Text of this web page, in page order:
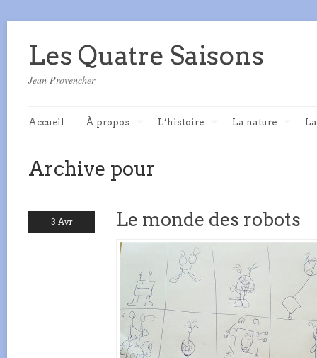
Les Quatre Saisons
Jean Provencher
Accueil À propos L’histoire La nature
Archive pour
3 Avr Le monde des robots